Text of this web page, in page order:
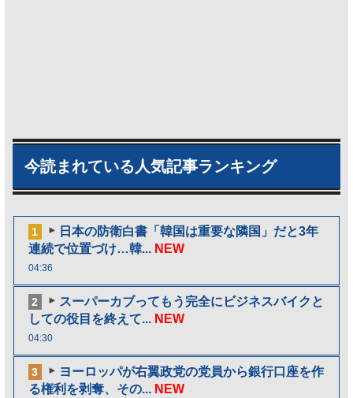
今読まれている人気記事ランキング
1
日本の防衛白書「韓国は重要な隣国」だと3年
連続で位置づけ…韓... NEW
04:36
2
スーパーカブってもう完全にビジネスバイクと
しての役目を終えて... NEW
04:30
3
ヨーロッパが右翼政党の党員から銀行口座を作
る権利を剥奪、その... NEW